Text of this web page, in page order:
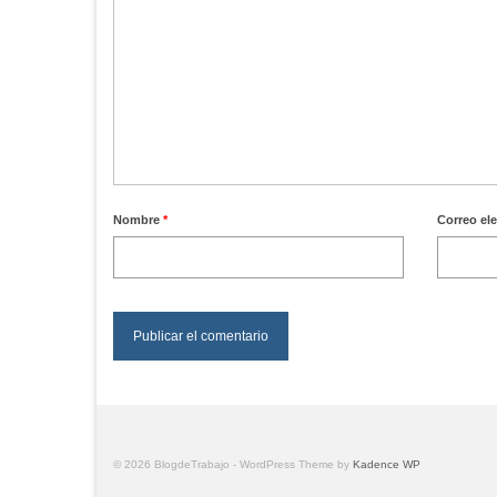
Nombre * Correo
© 2026 BlogdeTrabajo - WordPress Theme by Kadence WP